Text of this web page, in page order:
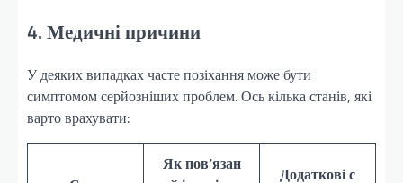
4. Медичні причини
У деяких випадках часте позіхання може бути
симптомом серйозніших проблем. Ось кілька станів, які
варто врахувати:
Як пов’язан
Додаткові с